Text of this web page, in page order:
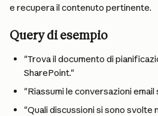
e recupera il contenuto pertinente.
Query di esempio
"Trova il documento di
SharePoint."
"Riassumi le conversazioni
"Quali discussioni si sono svolte